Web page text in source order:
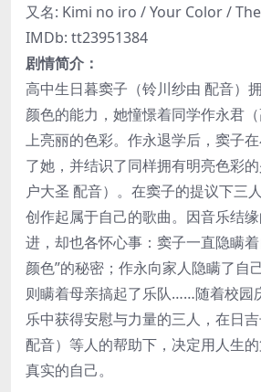
又名: Kimi no iro / Your Color /
IMDb: tt23951384
剧情简介：
高中生日暮窦子（铃川纱由 配音）
颜色的能力，她憧憬着同学作永君
上亮丽的色彩。作永退学后，窦子
了她，并结识了同样拥有明亮色彩
户大圣 配音）。在窦子的提议下三
创作起属于自己的歌曲。因音乐结
进，却也各怀心事：窦子一直隐瞒
颜色”的秘密；作永向家人隐瞒了自
则瞒着母亲搞起了乐队……随着校园
乐中获得安慰与力量的三人，在日
配音）等人的帮助下，决定用人生
真实的自己。